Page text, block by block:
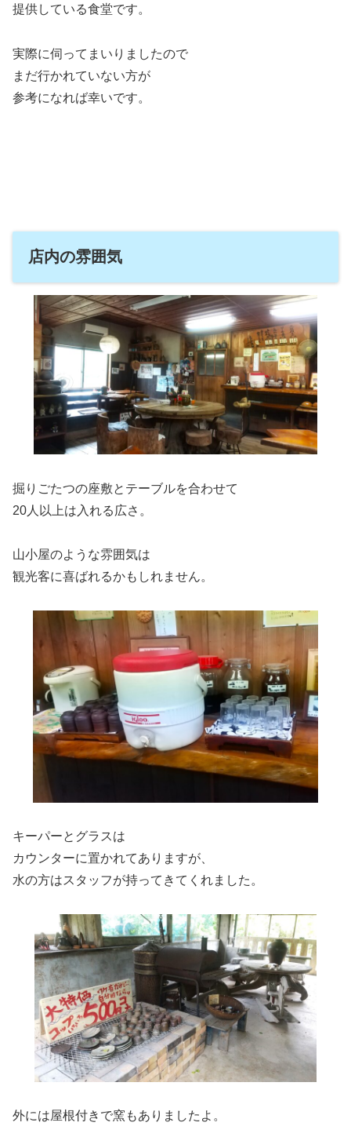
提供している食堂です。
実際に伺ってまいりましたので
まだ行かれていない方が
参考になれば幸いです。
店内の雰囲気
掘りごたつの座敷とテーブルを合わせて
20人以上は入れる広さ。
山小屋のような雰囲気は
観光客に喜ばれるかもしれません。
キーパーとグラスは
カウンターに置かれてありますが、
水の方はスタッフが持ってきてくれました。
外には屋根付きで窯もありましたよ。